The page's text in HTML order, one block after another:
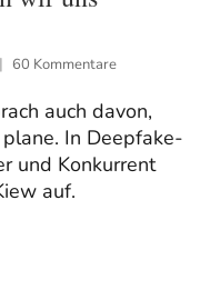
60 Kommentare
auch davon,
In Deepfake-
und Konkurrent
auf.